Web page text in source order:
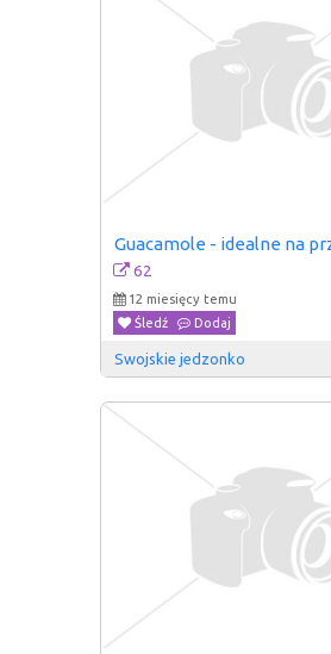
Guacamole - idealne na
62
12 miesięcy temu
Śledź
Dodaj
Swojskie jedzonko